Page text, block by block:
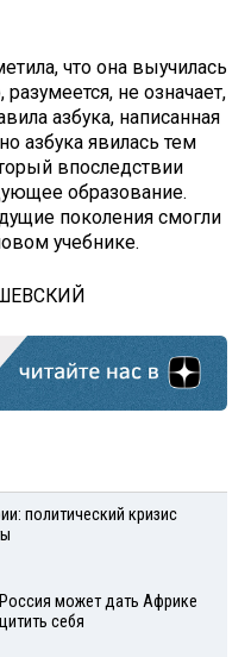
что она выучилась
не означает,
азбука, написанная
азбука явилась тем
впоследствии
образование.
поколения смогли
учебнике.
политический кризис
может дать Африке
себя